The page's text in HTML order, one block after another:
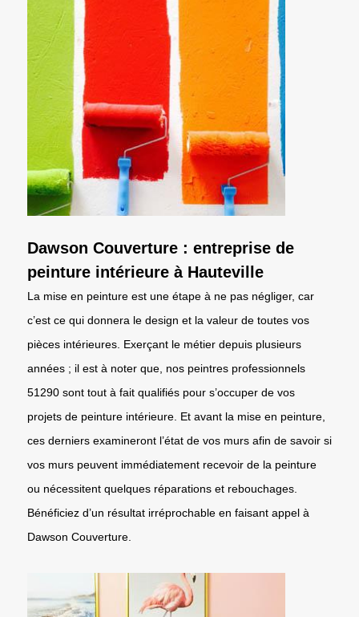
Dawson Couverture : entreprise de
peinture intérieure à Hauteville
La mise en peinture est une étape à ne pas négliger, car
c’est ce qui donnera le design et la valeur de toutes vos
pièces intérieures. Exerçant le métier depuis plusieurs
années ; il est à noter que, nos peintres professionnels
51290 sont tout à fait qualifiés pour s’occuper de vos
projets de peinture intérieure. Et avant la mise en peinture,
ces derniers examineront l’état de vos murs afin de savoir si
vos murs peuvent immédiatement recevoir de la peinture
ou nécessitent quelques réparations et rebouchages.
Bénéficiez d’un résultat irréprochable en faisant appel à
Dawson Couverture.